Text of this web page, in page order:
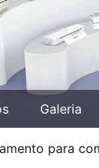
Galeria
para